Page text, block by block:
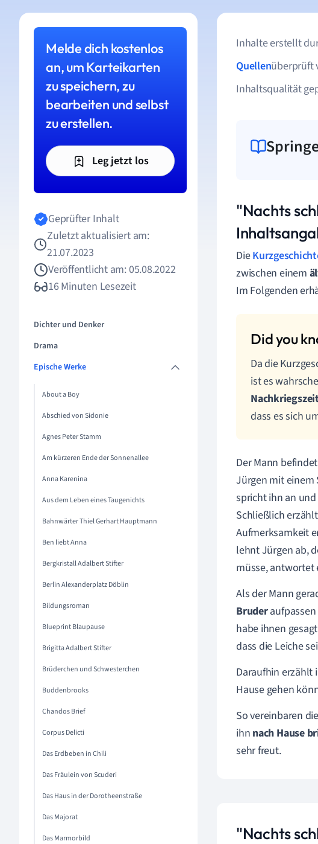
Melde dich kostenlos
an, um Karteikarten
zu speichern, zu
bearbeiten und selbst
zu erstellen.
Leg jetzt los
Geprüfter Inhalt
Zuletzt aktualisiert am:
21.07.2023
Veröffentlicht am: 05.08.2022
16 Minuten Lesezeit
Dichter und Denker
Drama
Epische Werke
About a Boy
Abschied von Sidonie
Agnes Peter Stamm
Am kürzeren Ende der Sonnenallee
Anna Karenina
Aus dem Leben eines Taugenichts
Bahnwärter Thiel Gerhart Hauptmann
Ben liebt Anna
Bergkristall Adalbert Stifter
Berlin Alexanderplatz Döblin
Bildungsroman
Blueprint Blaupause
Brigitta Adalbert Stifter
Brüderchen und Schwesterchen
Buddenbrooks
Chandos Brief
Corpus Delicti
Das Erdbeben in Chili
Das Fräulein von Scuderi
Das Haus in der Dorotheenstraße
Das Majorat
Das Marmorbild
Inhalte erstellt
Quellenüberprüft
Inhaltsqualität
"Nachts
Die
zwischen einem
Im Folgenden
Da die
ist es
dass es sich
Der Mann
Jürgen mit einem
spricht ihn an
Schließlich
Aufmerksamkeit
lehnt Jürgen ab,
müsse, antwortet
Als der Mann
Bruderaufpassen
habe ihnen
dass die Leiche
Daraufhin erzählt
Hause gehen
So vereinbaren
ihn nach Hause
sehr freut.
"Nachts